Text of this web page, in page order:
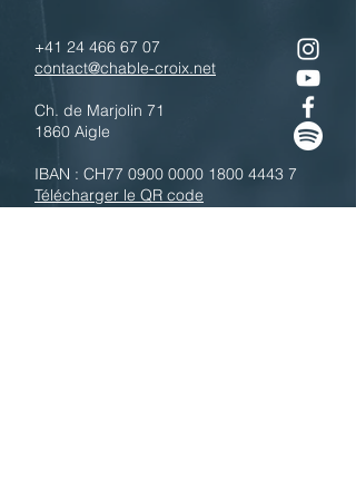
+41 24 466 67 07
contact@chable-croix.net
Ch. de Marjolin 71
1860 Aigle
IBAN : CH77 0900 0000 1800 4443 7
Télécharger le QR code